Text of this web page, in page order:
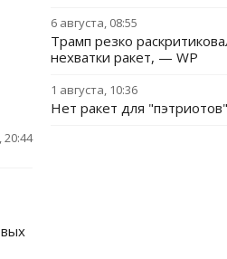
20:44
6 августа, 08:55
Трамп резко
нехватки ракет, — WP
1 августа, 10:36
Нет ракет для